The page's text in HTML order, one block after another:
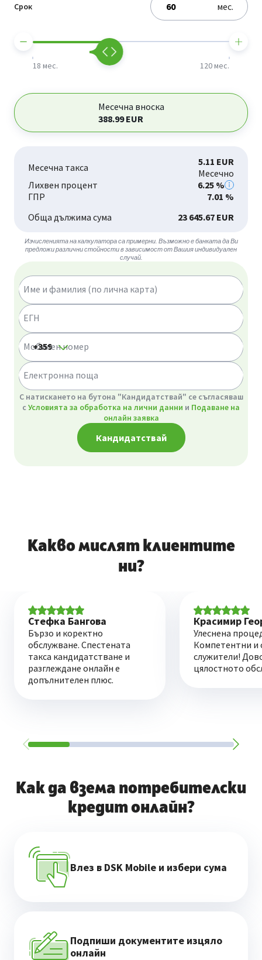
Срок мес.
18 мес. 120 мес.
Месечна вноска
388.99EUR
Месечна такса
5.11 EUR
Месечно
Лихвен процент
6.25 %
ГПР
7.01 %
Обща дължима сума
23 645.67 EUR
Изчисленията на калкулатора са примерни. Възможно е банката да Ви
предложи различни стойности в зависимост от Вашия индивидуален
случай.
Име и фамилия (по лична карта)
ЕГН
Мобилен номер
Електронна поща
GDPR
С натискането на бутона "Кандидатствай" се съгласяваш
с Условията за обработка на лични данни и Подаване на
онлайн заявка
Кандидатствай
Какво мислят клиентите
ни?
Стефка Бангова
Бързо и коректно
обслужване. Спестената
такса кандидатстване и
разглеждане онлайн е
допълнителен плюс.
Красимир
Улеснена
Компетентни и
служители!
цялостното
Как да взема потребителски
кредит онлайн?
Влез в DSK Mobile и избери сума
Подпиши документите изцяло
онлайн